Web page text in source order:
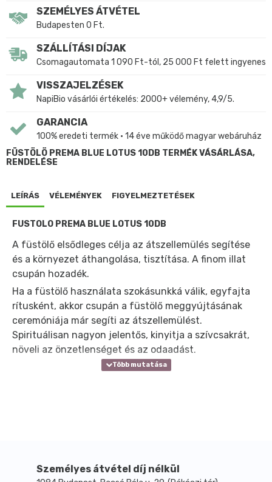
SZEMÉLYES ÁTVÉTEL
Budapesten 0 Ft.
SZÁLLÍTÁSI DÍJAK
Csomagautomata 1 090 Ft-tól, 25 000 Ft felett ingyenes
VISSZAJELZÉSEK
NapiBio vásárlói értékelés: 2000+ vélemény, 4,9/5.
GARANCIA
100% eredeti termék • 14 éve működő magyar webáruház
FÜSTÖLÖ PREMA BLUE LOTUS 10DB TERMÉK VÁSÁRLÁSA,
RENDELÉSE
LEÍRÁS VÉLEMÉNYEK FIGYELMEZTETÉSEK
FÜSTÖLÖ PREMA BLUE LOTUS 10DB
A füstölő elsődleges célja az átszellemülés segítése
és a környezet áthangolása, tisztítása. A finom illat
csupán hozadék.
Ha a füstölő használata szokásunkká válik, egyfajta
rítusként, akkor csupán a füstölő meggyújtásának
ceremóniája már segíti az átszellemülést.
Spirituálisan nagyon jelentős, kinyitja a szívcsakrát,
növeli az önzetlenséget és az odaadást.
Személyes átvétel díj nélkül